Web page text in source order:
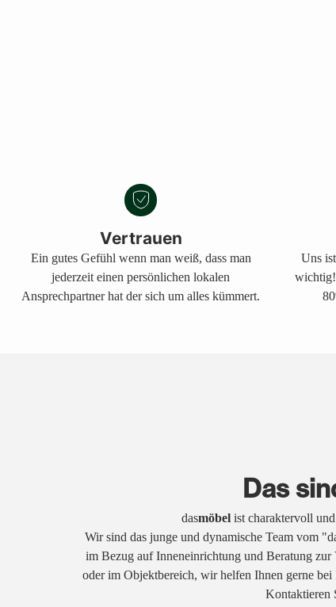
Vertrauen
Ein gutes Gefühl wenn man weiß, dass man
jederzeit einen persönlichen lokalen
Ansprechpartner hat der sich um alles kümmert.
Uns
wichtig!
Das
dasmöbelist charaktervoll
Wir sind das junge und dynamische Team vom
im Bezug auf Inneneinrichtung und Beratung
oder im Objektbereich, wir helfen Ihnen gerne
Kontaktieren